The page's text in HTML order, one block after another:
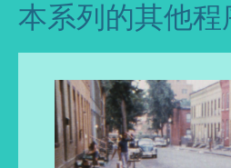
本系列的其他程